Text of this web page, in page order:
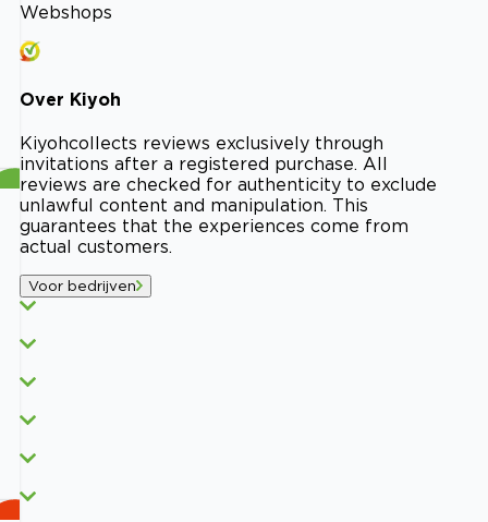
Webshops
Over Kiyoh
Kiyohcollects reviews exclusively through
invitations after a registered purchase. All
reviews are checked for authenticity to exclude
unlawful content and manipulation. This
guarantees that the experiences come from
actual customers.
Voor bedrijven